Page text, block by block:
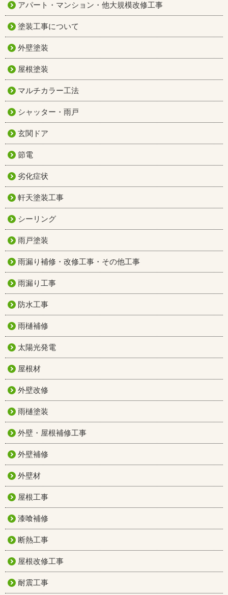
アパート・マンション・他大規模改修工事
塗装工事について
外壁塗装
屋根塗装
マルチカラー工法
シャッター・雨戸
玄関ドア
節電
劣化症状
軒天塗装工事
シーリング
雨戸塗装
雨漏り補修・改修工事・その他工事
雨漏り工事
防水工事
雨樋補修
太陽光発電
屋根材
外壁改修
雨樋塗装
外壁・屋根補修工事
外壁補修
外壁材
屋根工事
漆喰補修
断熱工事
屋根改修工事
耐震工事